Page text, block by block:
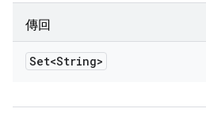
傳回
Set<String>